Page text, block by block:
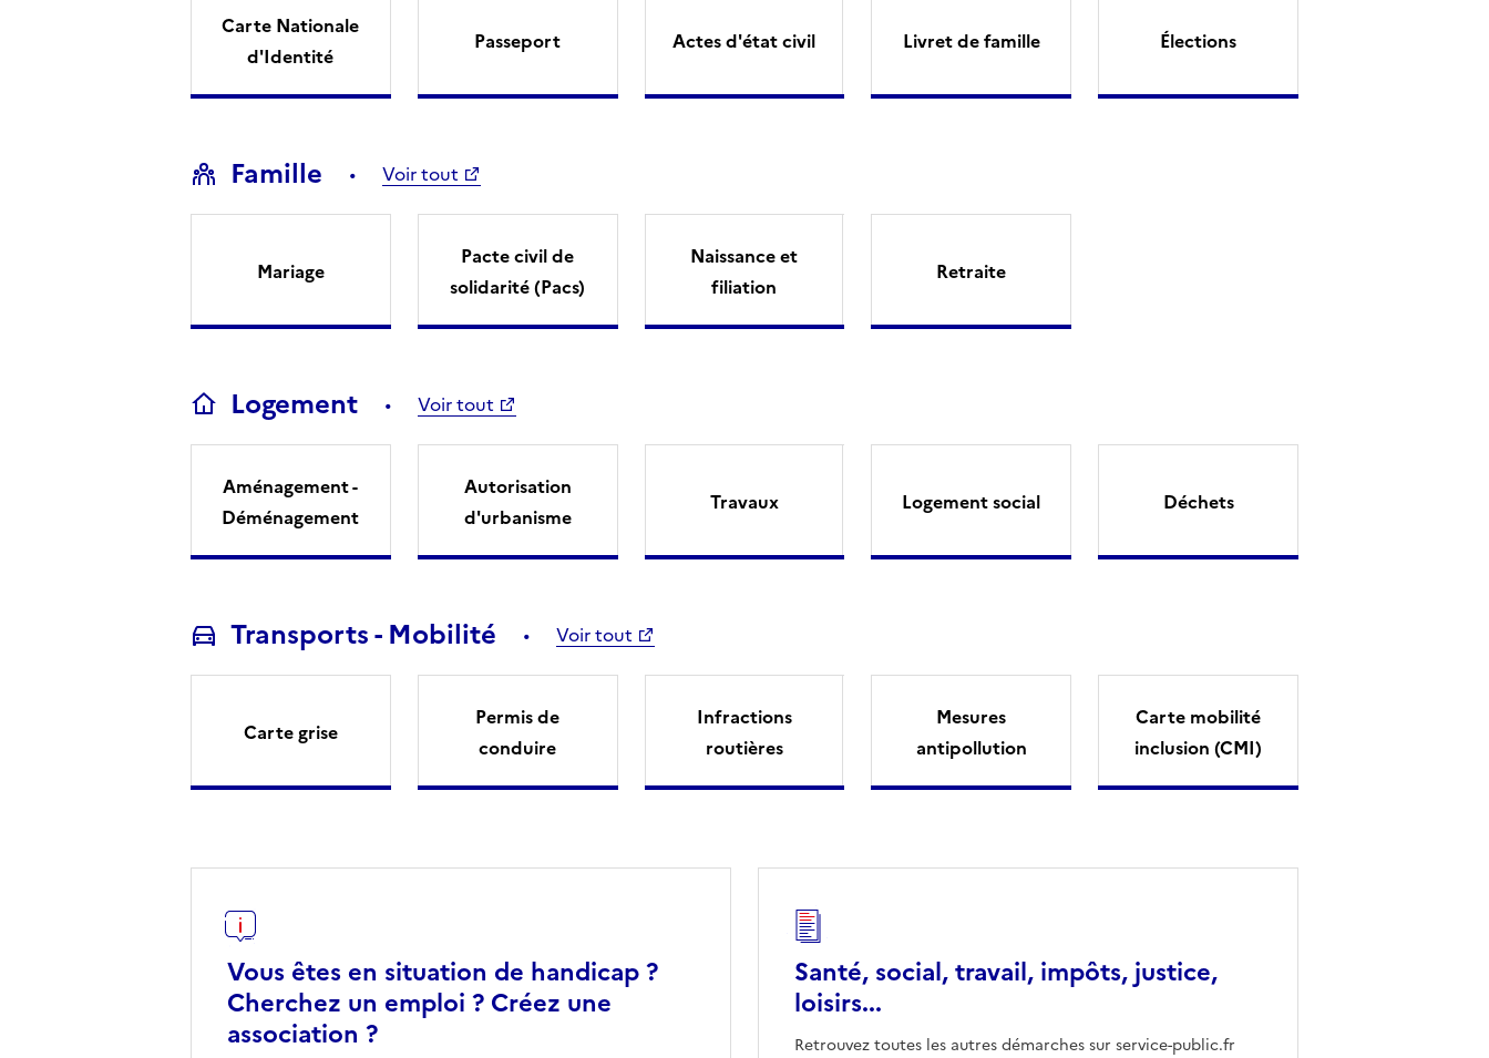
Carte Nationale
d'Identité
Passeport Actes d'état civil Livret de famille Élections
Famille Voir tout
Mariage
Pacte civil de
solidarité (Pacs)
Naissance et
filiation
Retraite
Logement Voir tout
Aménagement -
Déménagement
Autorisation
d'urbanisme
Travaux Logement social Déchets
Transports - Mobilité Voir tout
Carte grise
Permis de
conduire
Infractions
routières
Mesures
antipollution
Carte mobilité
inclusion (CMI)
Vous êtes en situation de handicap ?
Cherchez un emploi ? Créez une
association ?
Santé, social, travail, impôts, justice,
loisirs...
Retrouvez toutes les autres démarches sur service-public.fr